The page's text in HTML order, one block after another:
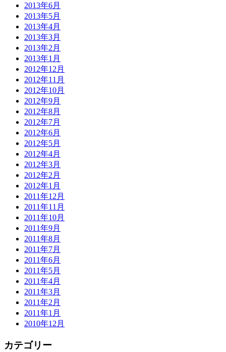
2013年6月
2013年5月
2013年4月
2013年3月
2013年2月
2013年1月
2012年12月
2012年11月
2012年10月
2012年9月
2012年8月
2012年7月
2012年6月
2012年5月
2012年4月
2012年3月
2012年2月
2012年1月
2011年12月
2011年11月
2011年10月
2011年9月
2011年8月
2011年7月
2011年6月
2011年5月
2011年4月
2011年3月
2011年2月
2011年1月
2010年12月
カテゴリー